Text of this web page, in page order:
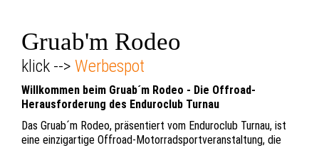
Gruab'm Rodeo
klick --> Werbespot
Willkommen beim Gruab´m Rodeo - Die Offroad-
Herausforderung des Enduroclub Turnau
Das Gruab´m Rodeo, präsentiert vom Enduroclub Turnau, ist
eine einzigartige Offroad-Motorradsportveranstaltung, die